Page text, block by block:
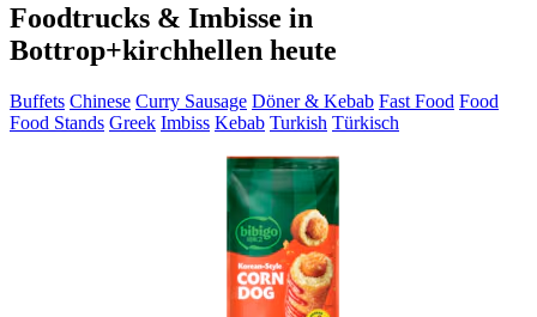
Foodtrucks & Imbisse in
Bottrop+kirchhellen heute
Buffets Chinese Curry Sausage Döner & Kebab Fast Food Food
Food Stands Greek Imbiss Kebab Turkish Türkisch